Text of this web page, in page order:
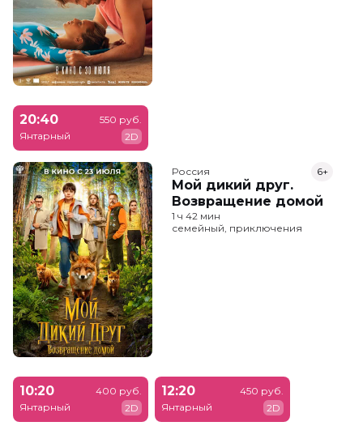
20:40
Янтарный
550 руб.
2D
Россия
Мой дикий друг.
Возвращение домой
6+
1 ч 42 мин
семейный, приключения
10:20
Янтарный
400 руб.
2D
12:20
Янтарный
450 руб.
2D